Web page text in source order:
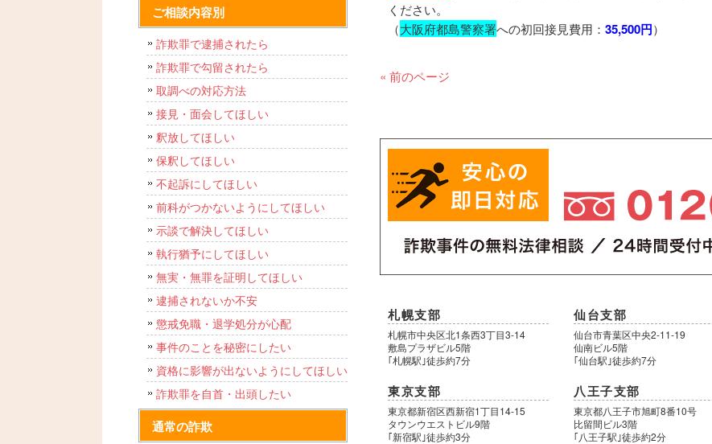
ください。
（大阪府都島警察署への初回接見費用： 35,500円）
« 前のページ
札幌支部
札幌市中央区北1条西3丁目3-14
敷島プラザビル5階
｢札幌駅｣徒歩約7分
仙台支部
仙台市青葉区中央2-11-19
仙南ビル5階
｢仙台駅｣徒歩約7分
東京支部
東京都新宿区西新宿1丁目14-15
タウンウエストビル9階
｢新宿駅｣徒歩約3分
八王子支部
東京都八王子市旭町8番10号
比留間ビル3階
｢八王子駅｣徒歩約2分
ご相談内容別
詐欺罪で逮捕されたら
詐欺罪で勾留されたら
取調べの対応方法
接見・面会してほしい
釈放してほしい
保釈してほしい
不起訴にしてほしい
前科がつかないようにしてほしい
示談で解決してほしい
執行猶予にしてほしい
無実・無罪を証明してほしい
逮捕されないか不安
懲戒免職・退学処分が心配
事件のことを秘密にしたい
資格に影響が出ないようにしてほしい
詐欺罪を自首・出頭したい
通常の詐欺